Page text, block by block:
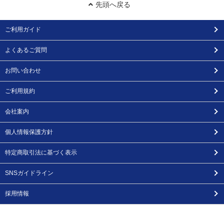
先頭へ戻る
ご利用ガイド
よくあるご質問
お問い合わせ
ご利用規約
会社案内
個人情報保護方針
特定商取引法に基づく表示
SNSガイドライン
採用情報